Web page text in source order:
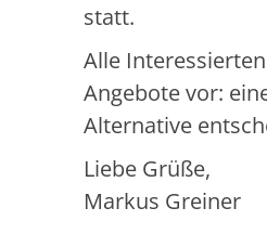
statt.
Alle
Angebote vor:
Alternative
Liebe Grüße,
Markus Greiner